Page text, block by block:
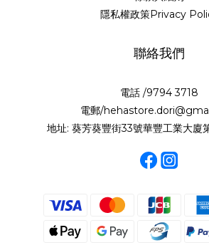
隱私權政策Privacy
聯絡我們
電話 /9794 3718
電郵/
地址: 葵芳葵豐街33號華豐工業大廈